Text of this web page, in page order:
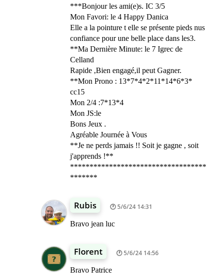
***Bonjour les ami(e)s. IC 3/5
Mon Favori: le 4 Happy Danica
Elle a la pointure t elle se présente pieds nus
confiance pour une belle place dans les3.
**Ma Dernière Minute: le 7 Igrec de
Celland
Rapide ,Bien engagé,il peut Gagner.
**Mon Prono : 13*7*4*2*11*14*6*3*
cc15
Mon 2/4 :7*13*4
Mon JS:le
Bons Jeux .
Agréable Journée à Vous
**Je ne perds jamais !! Soit je gagne , soit
j'apprends !**
***********************************
*******
Rubis 5/6/24 14:31
Bravo jean luc
Florent 5/6/24 14:56
Bravo Patrice